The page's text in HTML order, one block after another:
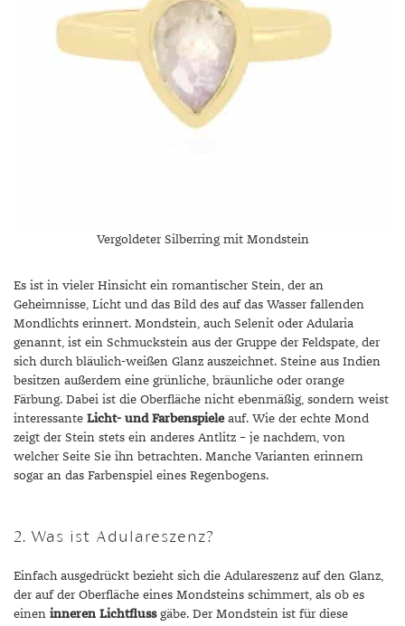
Vergoldeter Silberring mit Mondstein
Es ist in vieler Hinsicht ein romantischer Stein, der an
Geheimnisse, Licht und das Bild des auf das Wasser fallenden
Mondlichts erinnert. Mondstein, auch Selenit oder Adularia
genannt, ist ein Schmuckstein aus der Gruppe der Feldspate, der
sich durch bläulich-weißen Glanz auszeichnet. Steine aus Indien
besitzen außerdem eine grünliche, bräunliche oder orange
Färbung. Dabei ist die Oberfläche nicht ebenmäßig, sondern weist
interessante Licht- und Farbenspieleauf. Wie der echte Mond
zeigt der Stein stets ein anderes Antlitz – je nachdem, von
welcher Seite Sie ihn betrachten. Manche Varianten erinnern
sogar an das Farbenspiel eines Regenbogens.
2. Was ist Adulareszenz?
Einfach ausgedrückt bezieht sich die Adulareszenz auf den Glanz,
der auf der Oberfläche eines Mondsteins schimmert, als ob es
einen inneren Lichtflussgäbe. Der Mondstein ist für diese